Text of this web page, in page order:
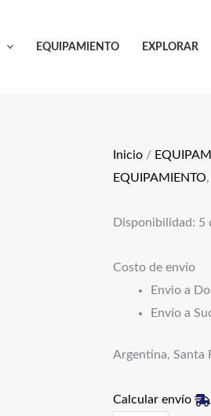
EQUIPAMIENTO EXPLORAR
Inicio /
EQUIPAMIENTO,
Disponibilidad: 5
Costo de envío
Envio a
Envío a
Argentina, Santa
Calcular envío